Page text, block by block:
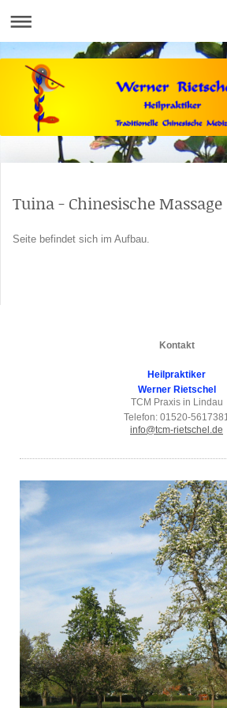
Tuina - Chinesische Massage
Seite befindet sich im Aufbau.
Kontakt
Heilpraktiker
Werner Rietschel
TCM Praxis in Lindau
Telefon: 01520-5617381
info@tcm-rietschel.de